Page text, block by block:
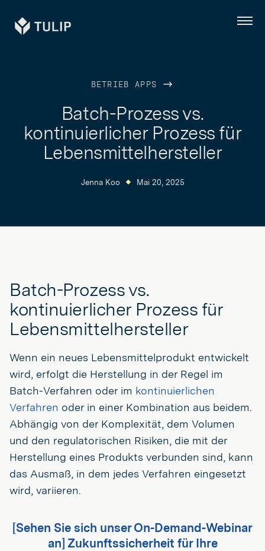
Tulip Menü
BETRIEB APPS
Batch-Prozess vs.
kontinuierlicher Prozess für
Lebensmittelhersteller
Jenna Koo Mai 20, 2025
Batch-Prozess vs.
kontinuierlicher Prozess für
Lebensmittelhersteller
Wenn ein neues Lebensmittelprodukt entwickelt
wird, erfolgt die Herstellung in der Regel im
Batch-Verfahren oder im kontinuierlichen
Verfahren oder in einer Kombination aus beidem.
Abhängig von der Komplexität, dem Volumen
und den regulatorischen Risiken, die mit der
Herstellung eines Produkts verbunden sind, kann
das Ausmaß, in dem jedes Verfahren eingesetzt
wird, variieren.
[Sehen Sie sich unser On-Demand-Webinar
an] Zukunftssicherheit für Ihre